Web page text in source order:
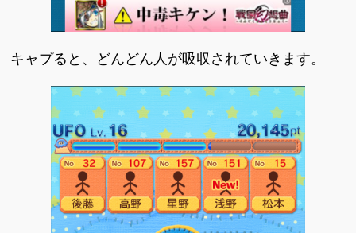
キャプると、どんどん人が吸収されていきます。